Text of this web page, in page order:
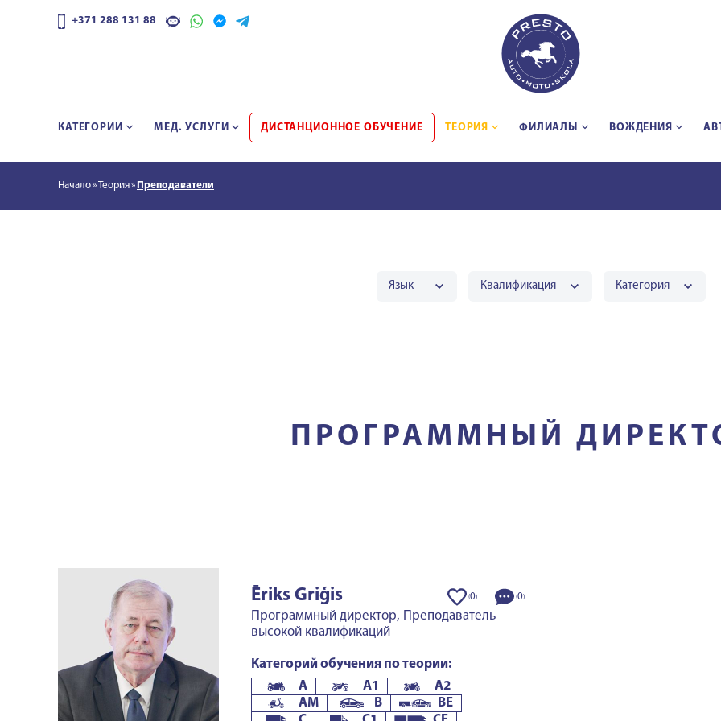
+371 288 131 88
КАТЕГОРИИ МЕД. УСЛУГИ ДИСТАНЦИОННОЕ ОБУЧЕНИЕ ТЕОРИЯ ФИЛИАЛЫ BОЖДЕНИЯ
Начало Теория Преподаватели
Язык Квалификация Категория
ПРОГРАММНЫЙ
(0) (0)
Ēriks Griģis
Программный директор, Преподаватель
высокой квалификаций
Категорий обучения по теории:
A
A1
A2
AM
B
BE